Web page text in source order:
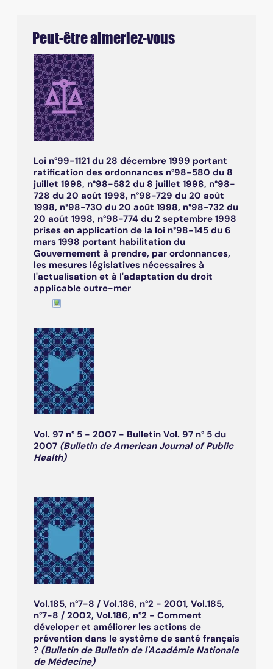
Peut-être aimeriez-vous
Loi n°99-1121 du 28 décembre 1999 portant
ratification des ordonnances n°98-580 du 8
juillet 1998, n°98-582 du 8 juillet 1998, n°98-
728 du 20 août 1998, n°98-729 du 20 août
1998, n°98-730 du 20 août 1998, n°98-732 du
20 août 1998, n°98-774 du 2 septembre 1998
prises en application de la loi n°98-145 du 6
mars 1998 portant habilitation du
Gouvernement à prendre, par ordonnances,
les mesures législatives nécessaires à
l'actualisation et à l'adaptation du droit
applicable outre-mer
Vol. 97 n° 5 - 2007 - Bulletin Vol. 97 n° 5 du
2007 (Bulletin de American Journal of Public
Health)
Vol.185, n°7-8 / Vol.186, n°2 - 2001, Vol.185,
n°7-8 / 2002, Vol.186, n°2 - Comment
déveloper et améliorer les actions de
prévention dans le système de santé français
? (Bulletin de Bulletin de l'Académie Nationale
de Médecine)